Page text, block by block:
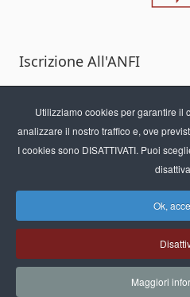
Utilizziamo cookies per garantire il
analizzare il nostro traffico e, ove
I cookies sono DISATTIVATI. Puoi
Ok,
Maggiori
Iscrizione All'ANFI
Per iscriverti